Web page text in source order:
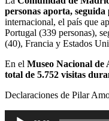
personas aporta,
internacional, el país que
Portugal (339 personas),
(40), Francia y Estados
En el Museo Nacional de
total de 5.752 visitas
Declaraciones de Pilar
Reproductor